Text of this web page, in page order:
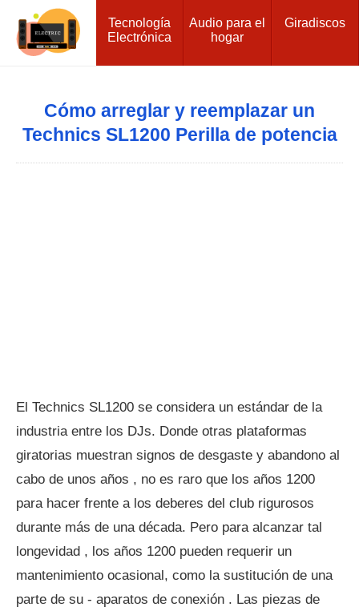
Tecnología
Electrónica
Audio para el
hogar
Giradiscos
Cómo arreglar y reemplazar un
Technics SL1200 Perilla de potencia
El Technics SL1200 se considera un estándar de la
industria entre los DJs. Donde otras plataformas
giratorias muestran signos de desgaste y abandono al
cabo de unos años , no es raro que los años 1200
para hacer frente a los deberes del club rigurosos
durante más de una década. Pero para alcanzar tal
longevidad , los años 1200 pueden requerir un
mantenimiento ocasional, como la sustitución de una
parte de su - aparatos de conexión . Las piezas de